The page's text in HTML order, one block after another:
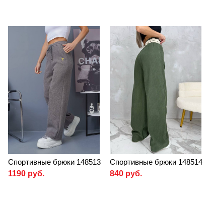
Спортивные брюки 148513
1190 руб.
Спортивные брюки 148514
840 руб.